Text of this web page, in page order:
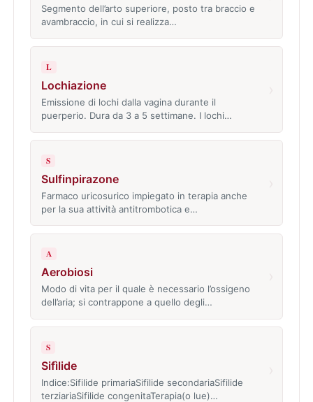
Segmento dell’arto superiore, posto tra braccio e
avambraccio, in cui si realizza…
L
Lochiazione
Emissione di lochi dalla vagina durante il
puerperio. Dura da 3 a 5 settimane. I lochi…
S
Sulfinpirazone
Farmaco uricosurico impiegato in terapia anche
per la sua attività antitrombotica e…
A
Aerobiosi
Modo di vita per il quale è necessario l’ossigeno
dell’aria; si contrappone a quello degli…
S
Sifìlide
Indice:Sifilide primariaSifilide secondariaSifilide
terziariaSifilide congenitaTerapia(o lue)…